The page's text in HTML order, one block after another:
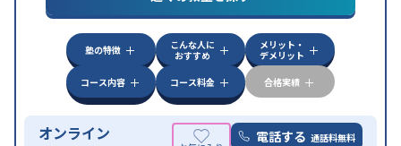
特徴 学習にPC・タブレットを利用オンライン対応1
科目から受講可能
塾の特徴
こんな人に
おすすめ
メリット・
デメリット
コース内容
コース料金 合格実績
オンライン 電話する 通話料無料